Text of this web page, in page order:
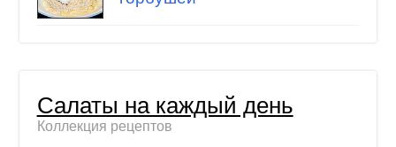
Салаты на каждый день
Коллекция рецептов